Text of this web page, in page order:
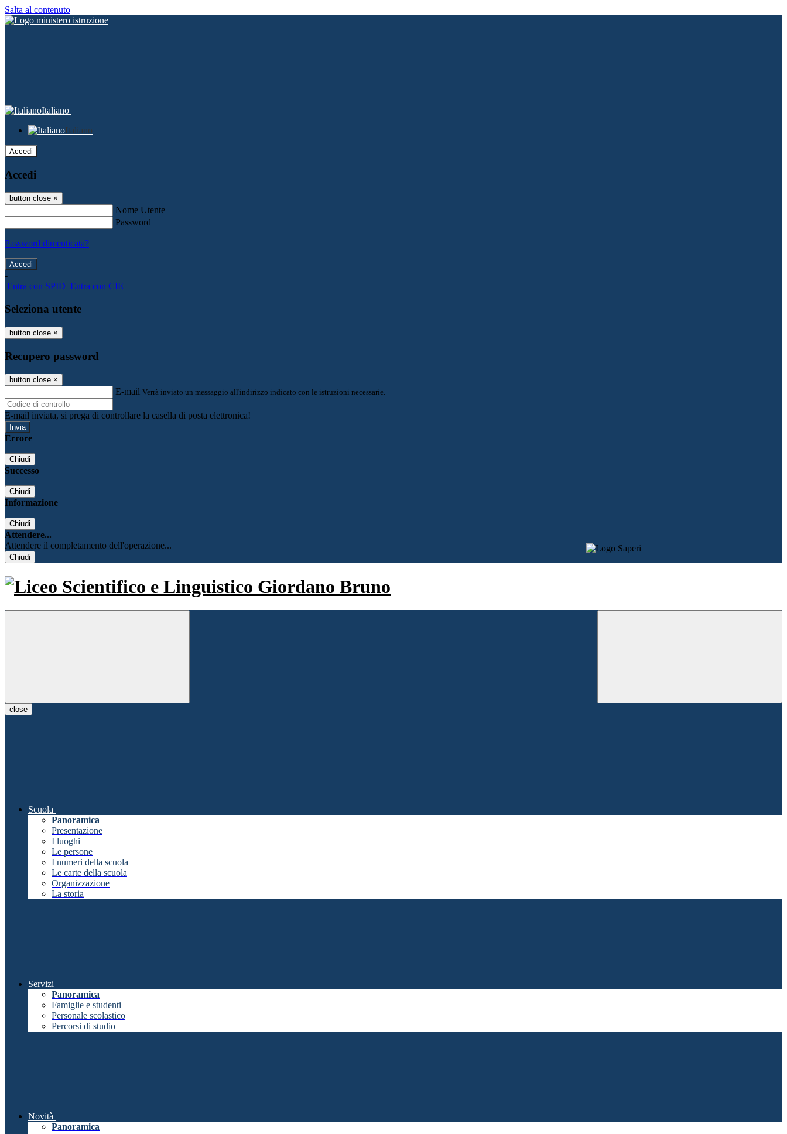
Salta al contenuto
Italiano
Italiano
Accedi
Accedi
button close ×
Nome Utente
Password
Password dimenticata?
-
Entra con SPID Entra con CIE
Seleziona utente
button close ×
Recupero password
button close ×
E-mail Verrà inviato un messaggio all'indirizzo indicato con le istruzioni necessarie.
E-mail inviata, si prega di controllare la casella di posta elettronica!
Errore
Chiudi
Successo
Chiudi
Informazione
Chiudi
Attendere...
Attendere il completamento dell'operazione...
Chiudi
close
Scuola
Panoramica
Presentazione
I luoghi
Le persone
I numeri della scuola
Le carte della scuola
Organizzazione
La storia
Servizi
Panoramica
Famiglie e studenti
Personale scolastico
Percorsi di studio
Novità
Panoramica